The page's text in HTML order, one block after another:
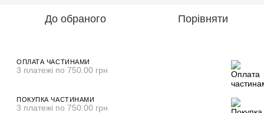
До обраного Порівняти
ОПЛАТА ЧАСТИНАМИ
3 платежі по 750.00 грн
ПОКУПКА ЧАСТИНАМИ
3 платежі по 750.00 грн